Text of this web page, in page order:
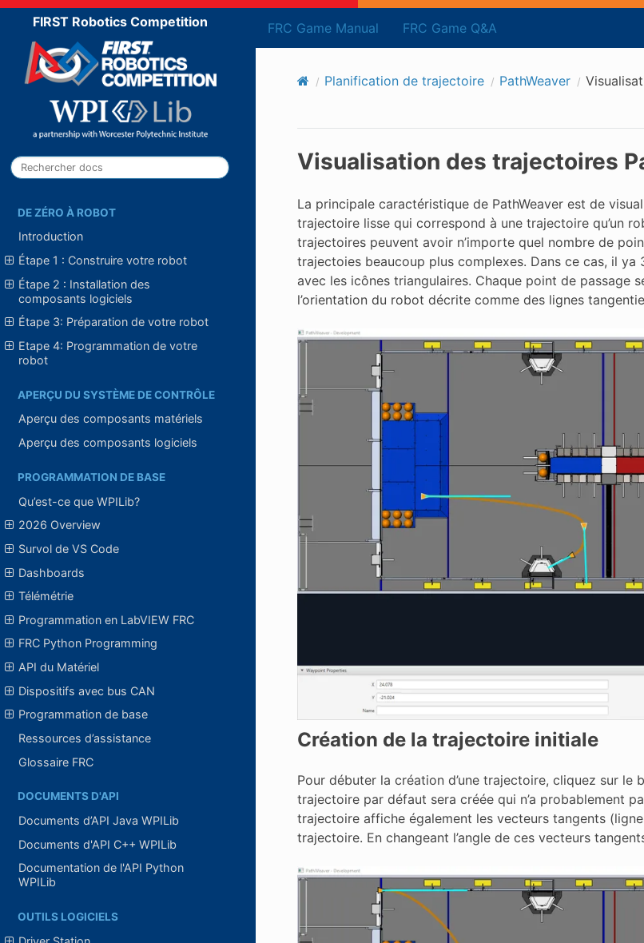
FRC Game Manual FRC Game Q&A
FIRST Robotics Competition
DE ZÉRO À ROBOT
Introduction
Étape 1 : Construire votre robot
Étape 2 : Installation des
composants logiciels
Étape 3: Préparation de votre robot
Etape 4: Programmation de votre
robot
APERÇU DU SYSTÈME DE CONTRÔLE
Aperçu des composants matériels
Aperçu des composants logiciels
PROGRAMMATION DE BASE
Qu’est-ce que WPILib?
2026 Overview
Survol de VS Code
Dashboards
Télémétrie
Programmation en LabVIEW FRC
FRC Python Programming
API du Matériel
Dispositifs avec bus CAN
Programmation de base
Ressources d’assistance
Glossaire FRC
DOCUMENTS D'API
Documents d’API Java WPILib
Documents d'API C++ WPILib
Documentation de l'API Python
WPILib
OUTILS LOGICIELS
Planification de trajectoire PathWeaver
Visualisation des trajectoires
La principale caractéristique de PathWeaver est de
trajectoire lisse qui correspond à une trajectoire qu’un
trajectoires peuvent avoir n’importe quel nombre de
trajectoies beaucoup plus complexes. Dans ce cas, il
avec les icônes triangulaires. Chaque point de passage
l’orientation du robot décrite comme des lignes
Création de la trajectoire initiale
Pour débuter la création d’une trajectoire, cliquez sur le
trajectoire par défaut sera créée qui n’a probablement
trajectoire affiche également les vecteurs tangents
trajectoire. En changeant l’angle de ces vecteurs